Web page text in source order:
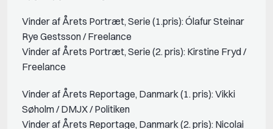
Vinder af Årets Portræt, Serie (1.pris): Ólafur Steinar
Rye Gestsson / Freelance
Vinder af Årets Portræt, Serie (2. pris): Kirstine Fryd /
Freelance
Vinder af Årets Reportage, Danmark (1. pris): Vikki
Søholm / DMJX / Politiken
Vinder af Årets Reportage, Danmark (2. pris): Nicolai